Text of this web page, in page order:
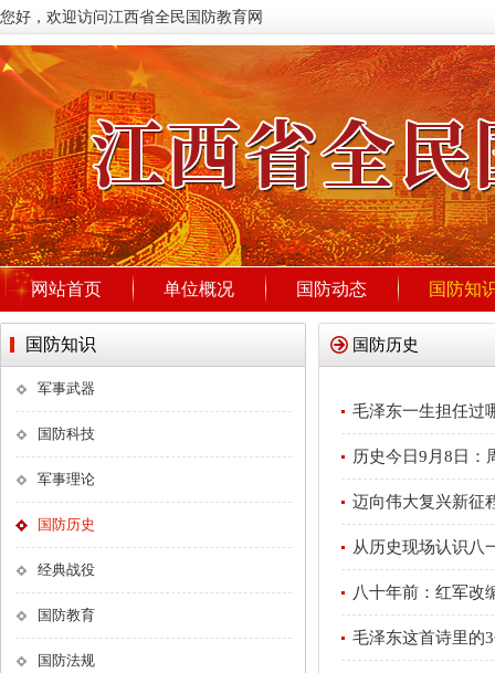
您好，欢迎访问江西省全民国防教育网
网站首页 单位概况 国防动态 国防知
国防知识
军事武器
国防科技
军事理论
国防历史
经典战役
国防教育
国防法规
国防历史
毛泽东一生担任过
历史今日9月8日：
迈向伟大复兴新征
从历史现场认识八
八十年前：红军改
毛泽东这首诗里的